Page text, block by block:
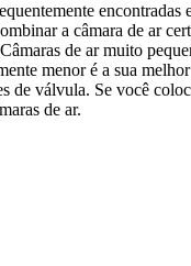
a câmara de ar
de ar muito
menor é a sua
válvula. Se você
de ar.